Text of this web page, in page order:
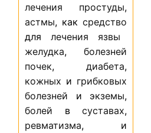
лечения
простуды,
астмы, как средство
для лечения
язвы
желудка, болезней
почек, диабета,
кожных и грибковых
болезней и экземы,
болей в суставах,
ревматизма, и